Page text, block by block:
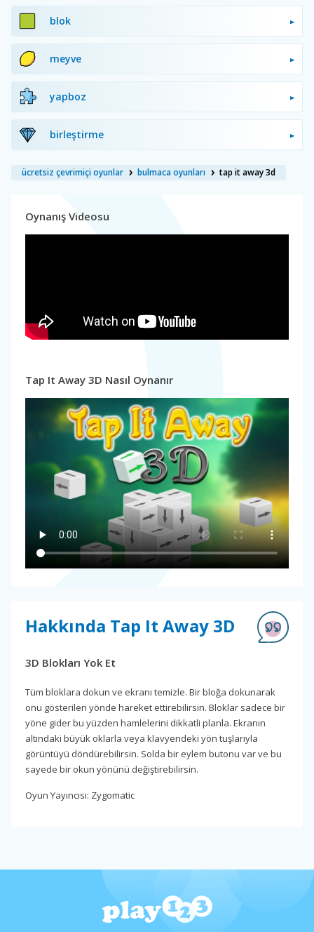
blok
meyve
yapboz
birleştirme
ücretsiz çevrimiçi oyunlar bulmaca oyunları tap it away 3d
Oynanış Videosu
Tap It Away 3D Nasıl Oynanır
Hakkında Tap It Away 3D
3D Blokları Yok Et
Tüm bloklara dokun ve ekranı temizle. Bir bloğa dokunarak
onu gösterilen yönde hareket ettirebilirsin. Bloklar sadece bir
yöne gider bu yüzden hamlelerini dikkatli planla. Ekranın
altındaki büyük oklarla veya klavyendeki yön tuşlarıyla
görüntüyü döndürebilirsin. Solda bir eylem butonu var ve bu
sayede bir okun yönünü değiştirebilirsin.
Oyun Yayıncısı: Zygomatic